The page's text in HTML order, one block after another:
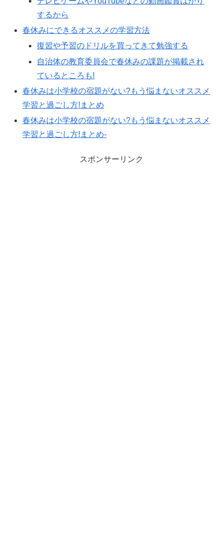
するから
春休みにできるオススメの学習方法
復習や予習のドリルを買ってきて勉強する
自治体の教育委員会で春休みの課題が掲載され
ているところも!
春休みは小学校の宿題がない?もう悩まないオススメ
学習と過ごし方!まとめ
春休みは小学校の宿題がない?もう悩まないオススメ
学習と過ごし方!まとめ-
スポンサーリンク